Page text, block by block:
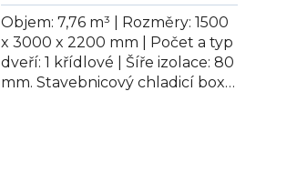
Objem: 7,76 m³ | Rozměry: 1500
x 3000 x 2200 mm | Počet a typ
dveří: 1 křídlové | Šíře izolace: 80
mm. Stavebnicový chladicí box